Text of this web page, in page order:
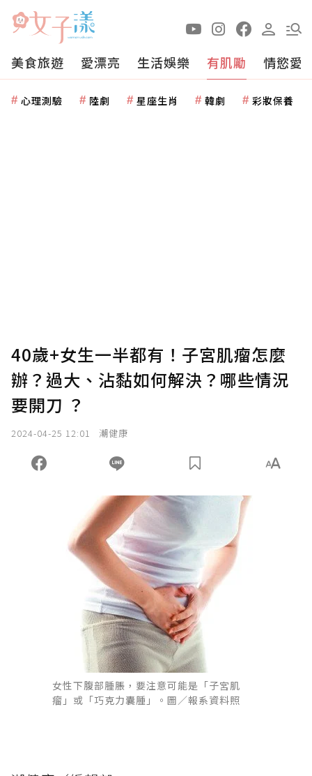
美食旅遊 愛漂亮 生活娛樂 有肌勵 情慾愛
心理測驗 陸劇 星座生肖 韓劇 彩妝保養
40歲+女生一半都有！子宮肌瘤怎麼
辦？過大、沾黏如何解決？哪些情況
要開刀 ？
2024-04-25 12:01 潮健康
女性下腹部腫脹，要注意可能是「子宮肌
瘤」或「巧克力囊腫」。圖／報系資料照